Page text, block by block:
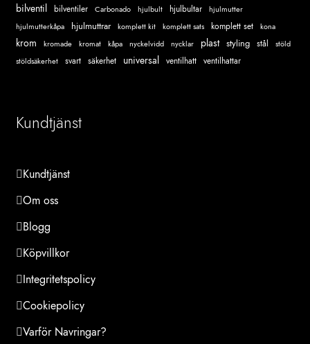
bilventil
bilventiler Carbonado hjulbult hjulbultar
hjulmutter
hjulmutterkåpa
hjulmuttrar komplett kit komplett sats komplett set kona
krom kromade kromat kåpa nyckelvidd nycklar plast styling stål
stöld
stöldsäkerhet
svart säkerhet universal ventilhatt ventilhattar
Kundtjänst
Kundtjänst
Om oss
Blogg
Köpvillkor
Integritetspolicy
Cookiepolicy
Varför Navringar?